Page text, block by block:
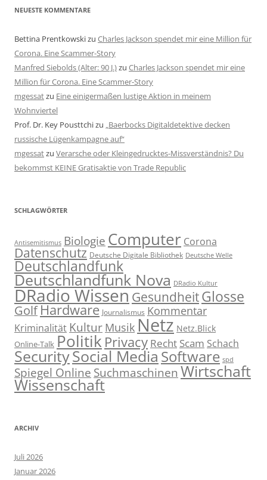
NEUESTE KOMMENTARE
Bettina Prentkowskizu Charles Jackson spendet mir eine Million für
Corona. Eine Scammer-Story
Manfred Siebolds (Alter: 90 J.)zu Charles Jackson spendet mir eine
Million für Corona. Eine Scammer-Story
mgessatzu Eine einigermaßen lustige Aktion in meinem
Wohnviertel
Prof. Dr. Key Pousttchizu „Baerbocks Digitaldetektive decken
russische Lügenkampagne auf“
mgessatzu Verarsche oder Kleingedrucktes-Missverständnis? Du
bekommst KEINE Gratisaktie von Trade Republic
SCHLAGWÖRTER
Antisemitismus Biologie Computer Corona
Datenschutz Deutsche Digitale Bibliothek Deutsche Welle
Deutschlandfunk
Deutschlandfunk Nova DRadio Kultur
DRadio WissenGesundheitGlosse
GolfHardware Journalismus Kommentar
Kriminalität Kultur Musik Netz Netz.Blick
Online-Talk Politik Privacy Recht Scam Schach
SecuritySocial Media Software spd
Spiegel Online Suchmaschinen Wirtschaft
Wissenschaft
ARCHIV
Juli 2026
Januar 2026